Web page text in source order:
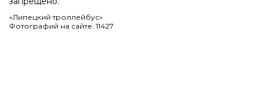
«Липецкий троллейбус»
Фотографий на сайте: 11427